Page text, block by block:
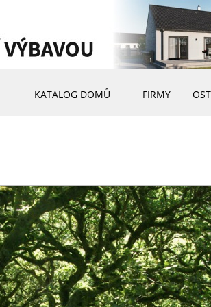
KATALOG DOMŮ FIRMY